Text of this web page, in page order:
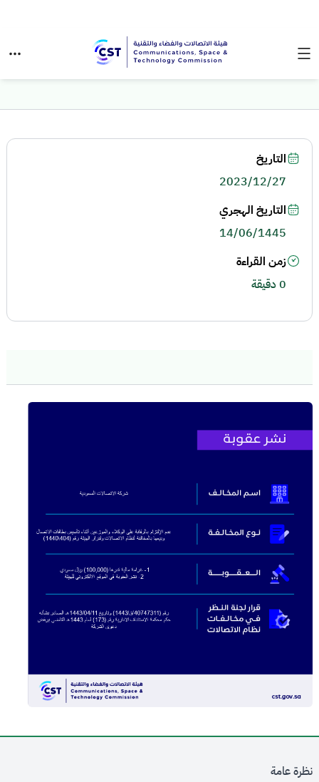
التاريخ
2023/12/27
التاريخ الهجري
14/06/1445
زمن القراءة
0 دقيقة
نظرة عامة